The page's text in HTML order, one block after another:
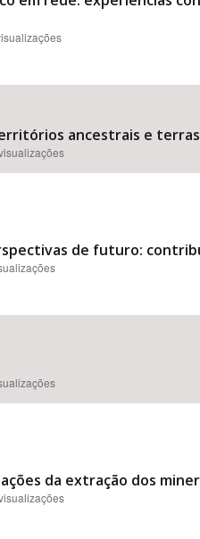
ancestrais e terras
de futuro:
da extração dos